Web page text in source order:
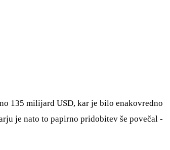
135 milijard USD, kar je bilo enakovredno
je nato to papirno pridobitev še povečal -